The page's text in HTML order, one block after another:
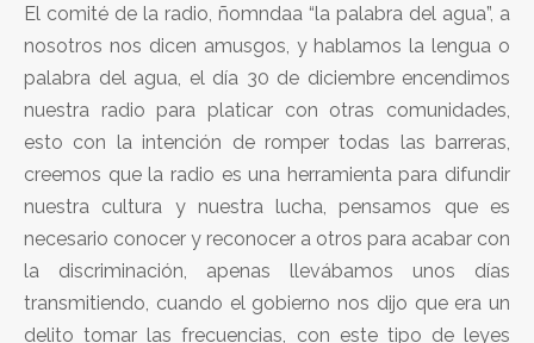
El comité de la radio, ñomndaa “la palabra del agua”, a
nosotros nos dicen amusgos, y hablamos la lengua o
palabra del agua, el día 30 de diciembre encendimos
nuestra radio para platicar con otras comunidades,
esto con la intención de romper todas las barreras,
creemos que la radio es una herramienta para difundir
nuestra cultura y nuestra lucha, pensamos que es
necesario conocer y reconocer a otros para acabar con
la discriminación, apenas llevábamos unos días
transmitiendo, cuando el gobierno nos dijo que era un
delito tomar las frecuencias, con este tipo de leyes